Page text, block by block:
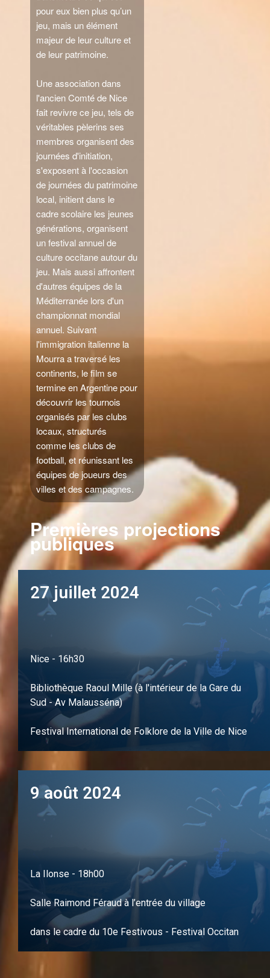
pour eux bien plus qu’un
jeu, mais un élément
majeur de leur culture et
de leur patrimoine.
Une association dans
l'ancien Comté de Nice
fait revivre ce jeu, tels de
véritables pèlerins ses
membres organisent des
journées d'initiation,
s'exposent à l'occasion
de journées du patrimoine
local, initient dans le
cadre scolaire les jeunes
générations, organisent
un festival annuel de
culture occitane autour du
jeu. Mais aussi affrontent
d'autres équipes de la
Méditerranée lors d'un
championnat mondial
annuel. Suivant
l'immigration italienne la
Mourra a traversé les
continents, le film se
termine en Argentine pour
découvrir les tournois
organisés par les clubs
locaux, structurés
comme les clubs de
football, et réunissant les
équipes de joueurs des
villes et des campagnes.
Premières projections
publiques
27 juillet 2024
Nice - 16h30
Bibliothèque Raoul Mille (à l'intérieur de la Gare du
Sud - Av Malausséna)
Festival International de Folklore de la Ville de Nice
9 août 2024
La Ilonse - 18h00
Salle Raimond Féraud à l’entrée du village
dans le cadre du 10e Festivous - Festival Occitan